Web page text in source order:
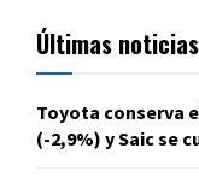
Últimas noticias
Toyota conserva
(-2,9%) y Saic se